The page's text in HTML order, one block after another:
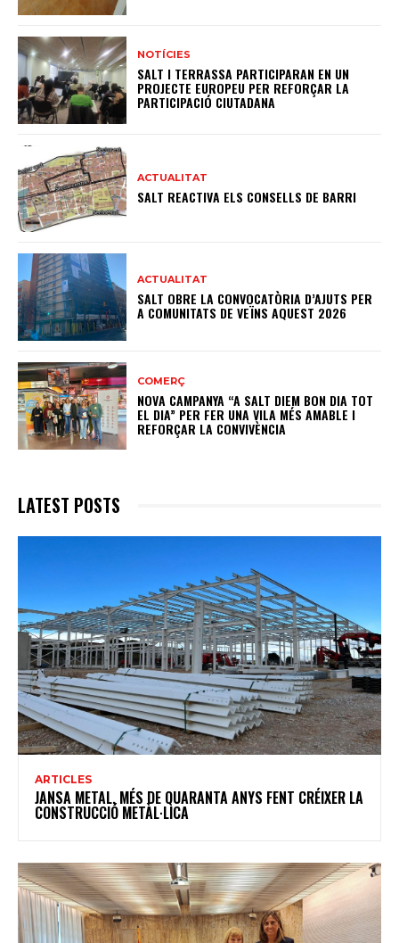
NOTÍCIES
SALT I TERRASSA PARTICIPARAN EN UN
PROJECTE EUROPEU PER REFORÇAR LA
PARTICIPACIÓ CIUTADANA
ACTUALITAT
SALT REACTIVA ELS CONSELLS DE BARRI
ACTUALITAT
SALT OBRE LA CONVOCATÒRIA D’AJUTS PER
A COMUNITATS DE VEÏNS AQUEST 2026
COMERÇ
NOVA CAMPANYA “A SALT DIEM BON DIA TOT
EL DIA” PER FER UNA VILA MÉS AMABLE I
REFORÇAR LA CONVIVÈNCIA
LATEST POSTS
ARTICLES
JANSA METAL, MÉS DE QUARANTA ANYS FENT CRÉIXER LA
CONSTRUCCIÓ METÀL·LICA